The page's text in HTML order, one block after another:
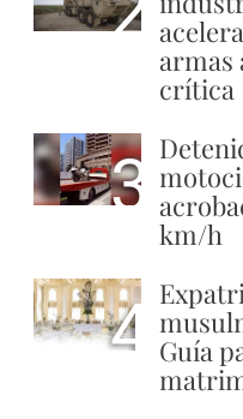
armas
crítica
3
km/h
4 Guía